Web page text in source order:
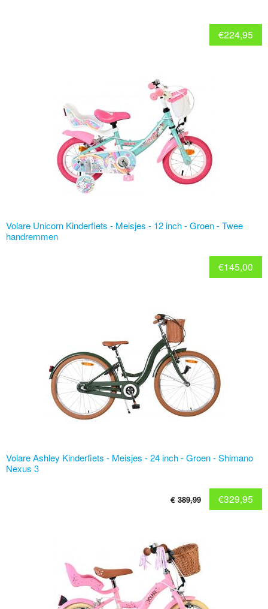
€224,95
Volare Unicorn Kinderfiets - Meisjes - 12 inch - Groen - Twee
handremmen
€145,00
Volare Ashley Kinderfiets - Meisjes - 24 inch - Groen - Shimano
Nexus 3
€ 389,99 €329,95